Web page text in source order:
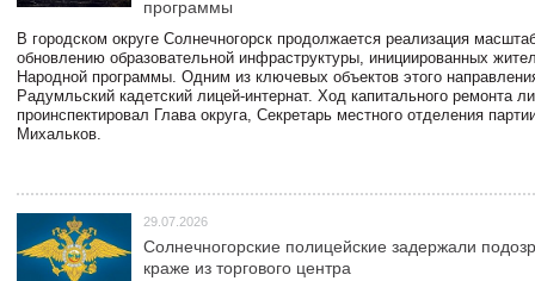
программы
В городском округе Солнечногорск продолжается реализация
обновлению образовательной инфраструктуры, инициированных
Народной программы. Одним из ключевых объектов этого
Радумльский кадетский лицей-интернат. Ход капитального ремонта
проинспектировал Глава округа, Секретарь местного отделения
Михальков.
29.07.2026
Солнечногорские полицейские задержали
краже из торгового центра